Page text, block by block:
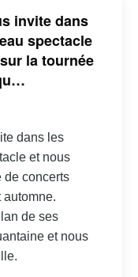
invite dans
spectacle
la tournée
dans les
et nous
de concerts
automne.
de ses
et nous